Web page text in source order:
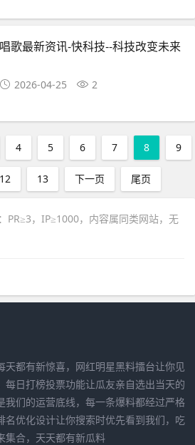
唱歌最新资讯-快科技--科技改变未来
2026-04-25 2
4 5 6 7 8 9
12 13 下一页 尾页
PR≥3，IP≥1000，内容属同类网站，无
天都有新惊喜，网红明星黑料擂台让你见
每日打榜投票功能让瓜友亲自选出当天的
我们的运营底线，每一条爆料都经过严格
名优化设计让你搜索时优先看到我们，吃
集合，天天都有新瓜料